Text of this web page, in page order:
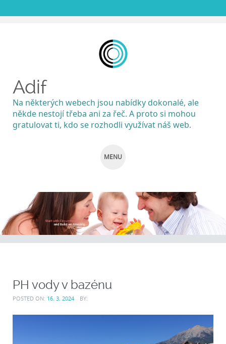
Adif
Na některých webech jsou nabídky dokonalé, ale
někde nestojí třeba ani za řeč. A proto si mohou
gratulovat ti, kdo se rozhodli využívat náš web.
MENU
CONTENT
PH vody v bazénu
POSTED ON: 16. 3. 2024 BY: